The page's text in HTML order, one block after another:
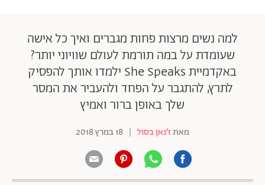
למה נשים מרצות פחות מגברים ואיך כל אישה
שעומדת על במה תורמת לעולם שוויוני יותר?
באקדמיית She Speaks ילמדו אותך להפסיק
לתרץ, להתגבר על הפחד ולהעביר את המסר
שלך באופן ברור ואמיץ
מאתז'נאן בסול | 18 במרץ 2018